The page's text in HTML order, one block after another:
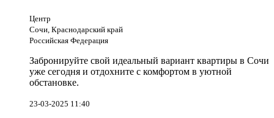
Центр
Сочи, Краснодарский край
Российская Федерация
Забронируйте свой идеальный вариант квартиры в Сочи
уже сегодня и отдохните с комфортом в уютной
обстановке.
23-03-2025 11:40